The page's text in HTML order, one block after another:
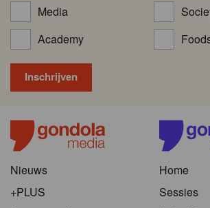
Media
Academy
Nieuws
+PLUS
Home
Sessies